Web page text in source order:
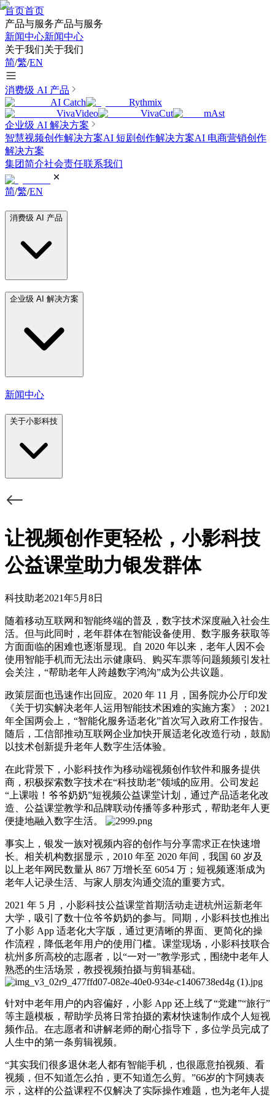
首页首页
产品与服务产品与服务
新闻中心新闻中心
关于我们关于我们
简/繁/EN
消费级 AI 产品
AI Catch
Rythmix
VivaVideo
VivaCut
mAst
企业级 AI 解决方案
智慧视频创作解决方案AI 短剧创作解决方案AI 电商营销创作
解决方案
集团简介社会责任联系我们
简/繁/EN
消费级 AI 产品
企业级 AI 解决方案
新闻中心
关于小影科技
让视频创作更轻松，小影科技
公益课堂助力银发群体
科技助老2021年5月8日
随着移动互联网和智能终端的普及，数字技术深度融入社会生
活。但与此同时，老年群体在智能设备使用、数字服务获取等
方面面临的困难也逐渐显现。自 2020 年以来，老年人因不会
使用智能手机而无法出示健康码、购买车票等问题频频引发社
会关注，“帮助老年人跨越数字鸿沟”成为公共议题。
政策层面也迅速作出回应。2020 年 11 月，国务院办公厅印发
《关于切实解决老年人运用智能技术困难的实施方案》；2021
年全国两会上，“智能化服务适老化”首次写入政府工作报告。
随后，工信部推动互联网企业加快开展适老化改造行动，鼓励
以技术创新提升老年人数字生活体验。
在此背景下，小影科技作为移动端视频创作软件和服务提供
商，积极探索数字技术在“科技助老”领域的应用。公司发起
“上课啦！爷爷奶奶”短视频公益课堂计划，通过产品适老化改
造、公益课堂教学和品牌联动传播等多种形式，帮助老年人更
便捷地融入数字生活。
事实上，银发一族对视频内容的创作与分享需求正在快速增
长。相关机构数据显示，2010 年至 2020 年间，我国 60 岁及
以上老年网民数量从 867 万增长至 6054 万；短视频逐渐成为
老年人记录生活、与家人朋友沟通交流的重要方式。
2021 年 5 月，小影科技公益课堂首期活动走进杭州运新老年
大学，吸引了数十位爷爷奶奶的参与。同期，小影科技也推出
了小影 App 适老化大字版，通过更清晰的界面、更简化的操
作流程，降低老年用户的使用门槛。课堂现场，小影科技联合
杭州多所高校的志愿者，以“一对一”教学形式，围绕中老年人
熟悉的生活场景，教授视频拍摄与剪辑基础。
针对中老年用户的内容偏好，小影 App 还上线了“党建”“旅行”
等主题模板，帮助学员将日常拍摄的素材快速制作成个人短视
频作品。在志愿者和讲解老师的耐心指导下，多位学员完成了
人生中的第一条剪辑视频。
“其实我们很多退休老人都有智能手机，也很愿意拍视频、看
视频，但不知道怎么拍，更不知道怎么剪。”66岁的卞阿姨表
示，这样的公益课程不仅解决了实际操作难题，也为老年人提